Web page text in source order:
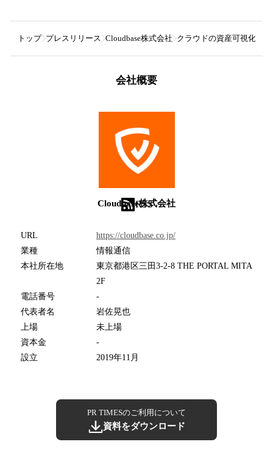
トップ プレスリリース Cloudbase株式会社 クラウドの資産可視化及
会社概要
Cloudbase株式会社
RSS
URL
https://cloudbase.co.jp/
業種
情報通信
本社所在地
東京都港区三田3-2-8 THE PORTAL MITA
2F
電話番号
-
代表者名
岩佐晃也
上場
未上場
資本金
-
設立
2019年11月
PR TIMESのご利用について
資料をダウンロード